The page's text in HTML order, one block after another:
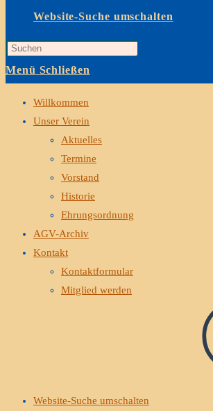
Website-Suche umschalten
Menü Schließen
Willkommen
Unser Verein
Aktuelles
Termine
Vorstand
Historie
Ehrungsordnung
AGV-Archiv
Kontakt
Kontaktformular
Mitglied werden
Website-Suche umschalten